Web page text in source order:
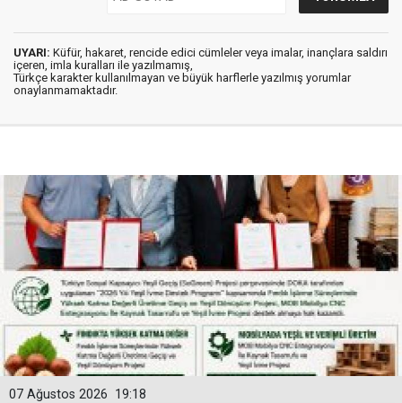
UYARI: Küfür, hakaret, rencide edici cümleler veya imalar, inançlara saldırı
içeren, imla kuralları ile yazılmamış,
Türkçe karakter kullanılmayan ve büyük harflerle yazılmış yorumlar
onaylanmamaktadır.
19:18
07 Ağustos 2026